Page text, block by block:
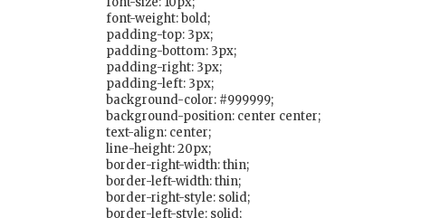
font-weight: bold;
padding-top: 3px;
padding-bottom: 3px;
padding-right: 3px;
padding-left: 3px;
background-color: #999999;
background-position: center center;
text-align: center;
line-height: 20px;
border-right-width: thin;
border-left-width: thin;
border-right-style: solid;
border-left-style: solid;